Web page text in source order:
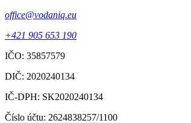
office@vodaniq.eu
+421 905 653 190
IČO: 35857579
DIČ: 2020240134
IČ-DPH: SK2020240134
Číslo účtu: 2624838257/1100